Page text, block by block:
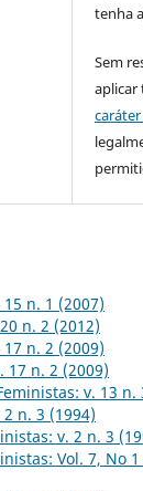
tenha
Sem
aplicar
n. 1 (2007)
n. 2 (2012)
n. 2 (2009)
17 n. 2 (2009)
v. 13 n.
n. 3 (1994)
v. 2 n. 3
Vol. 7, No